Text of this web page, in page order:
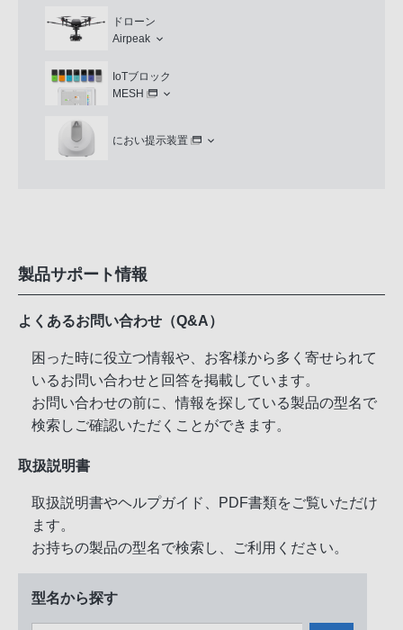
ドローン
Airpeak
IoTブロック
MESH
におい提示装置
製品サポート情報
よくあるお問い合わせ（Q&A）
困った時に役立つ情報や、お客様から多く寄せられて
いるお問い合わせと回答を掲載しています。
お問い合わせの前に、情報を探している製品の型名で
検索しご確認いただくことができます。
取扱説明書
取扱説明書やヘルプガイド、PDF書類をご覧いただけ
ます。
お持ちの製品の型名で検索し、ご利用ください。
型名から探す